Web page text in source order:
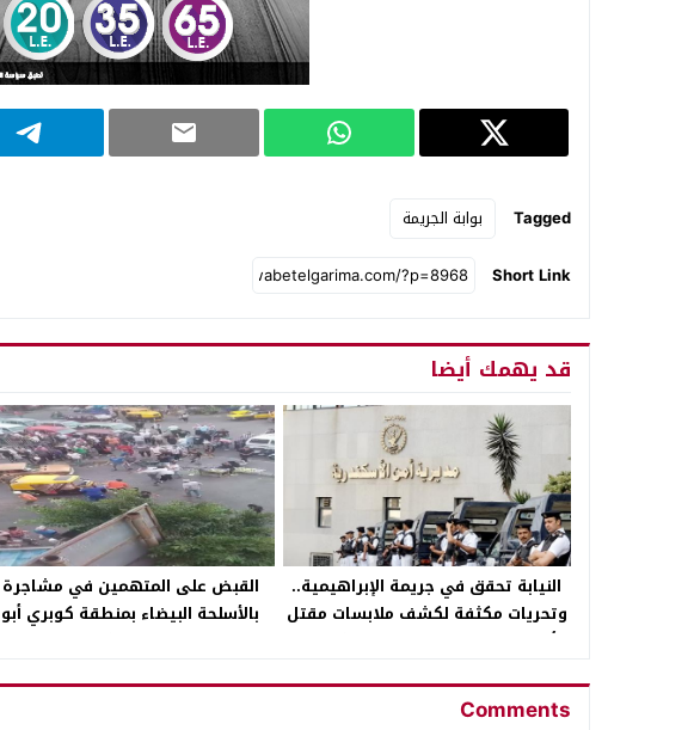
Tagged
بوابة الجريمة
Short Link
قد يهمك أيضا
النيابة تحقق في جريمة الإبراهيمية..
وتحريات مكثفة لكشف ملابسات مقتل
أب وإصابة زوجته ونجله بالإسكندرية
القبض على المتهمين في مشاجرة
بالأسلحة البيضاء بمنطقة كوبري أبو
Comments